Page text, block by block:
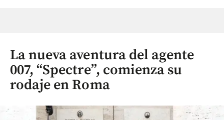
La nueva aventura del agente
007, “Spectre”, comienza su
rodaje en Roma